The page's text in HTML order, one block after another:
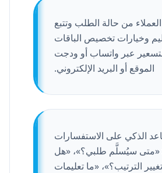
من حالة الطلب وتتبع
وخيارات تخصيص الباقات
عبر واتساب أو ودجت
الموقع أو البريد الإلكتروني.
الذكي على الاستفسارات
«متى سيُسلَّم طلبي؟»، «هل
الترتيب؟»، «ما تعليمات